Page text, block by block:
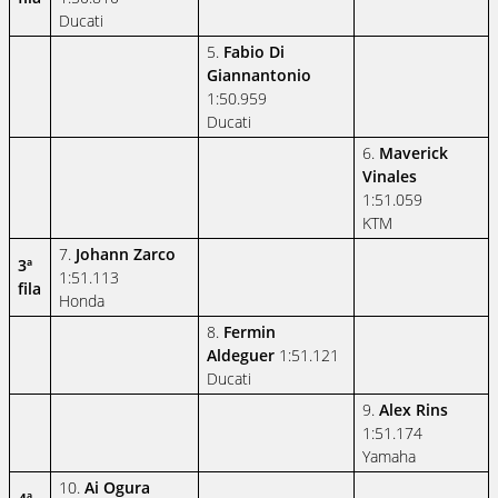
Ducati
5. Fabio Di
Giannantonio
1:50.959
Ducati
6. Maverick
Vinales
1:51.059
KTM
3ª
fila
7. Johann Zarco
1:51.113
Honda
8. Fermin
Aldeguer 1:51.121
Ducati
9.Alex Rins
1:51.174
Yamaha
10.Ai Ogura